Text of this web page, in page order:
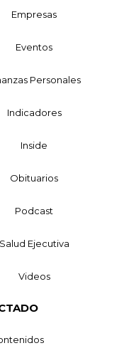
Empresas
Eventos
Personales
Indicadores
Inside
Obituarios
Podcast
Salud Ejecutiva
Videos